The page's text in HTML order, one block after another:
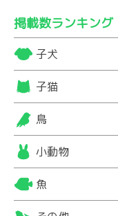
掲載数ランキング
子犬
子猫
鳥
小動物
魚